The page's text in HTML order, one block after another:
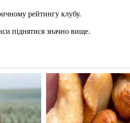
рейтингу клубу.
піднятися значно вище.